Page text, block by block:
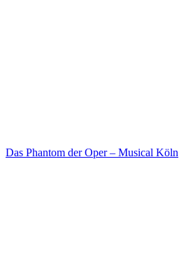
Das Phantom der Oper – Musical Köln